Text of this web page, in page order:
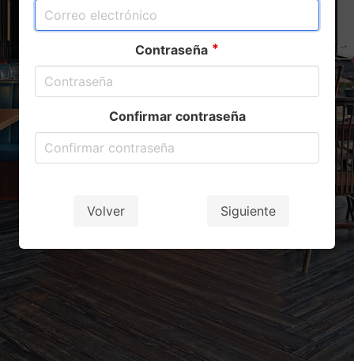
Contraseña
Confirmar contraseña
Volver Siguiente